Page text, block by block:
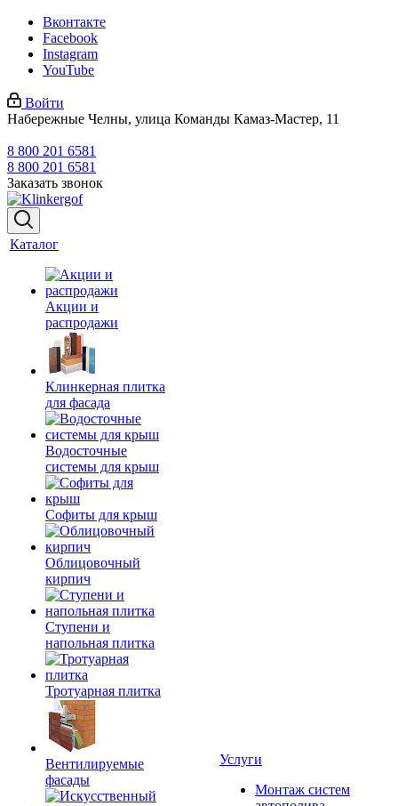
Вконтакте
Facebook
Instagram
YouTube
Войти
Набережные Челны, улица Команды Камаз-Мастер, 11
8 800 201 6581
8 800 201 6581
Заказать звонок
Каталог
Акции и
распродажи
Клинкерная плитка
для фасада
Водосточные
системы для крыш
Софиты для крыш
Облицовочный
кирпич
Ступени и
напольная плитка
Тротуарная плитка
Вентилируемые
фасады
Услуги
Монтаж систем